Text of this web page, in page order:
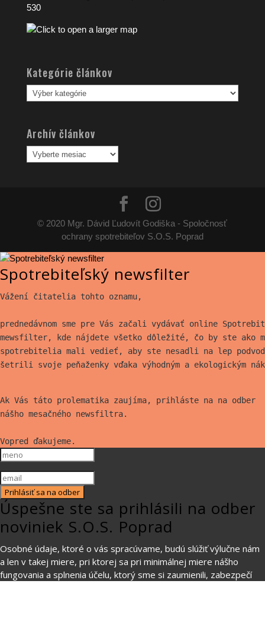
530
Kategórie článkov
Kategórie
článkov
Archív článkov
Archív
článkov
© 2020 Mgr. Dávid Ľudovít Godiška - Spoločnosť
ochrany spotrebiteľov S.O.S. Poprad
Spotrebiteľský newsfilter
Vážení čitatelia tohto oznamu,
prednedávnom sme pre Vás začali vydávať online
mewsfilter, kde nájdete všetko dôležité, čo by ste ako
spotrebitelia mali vedieť, aby ste nesadli na lep
šetrili svoje peňaženky vďaka výhodným a ekologickým
Ak Vás táto prolematika zaujíma, prihláste na na odber
nášho mesačného newsfiltra.
Vopred ďakujeme.
Prihlásiť sa na odber
Úspešne ste sa prihlásili na odber
noviniek S.O.S. Poprad
Osobné údaje, ktoré o vás spracúvame, budú slúžiť výlučne nám
a len v takej miere, pri ktorej sa pri minimálnej miere nášho
fungovania a splnenia účelu, ktorý sme si zaumienili, zabezpečí